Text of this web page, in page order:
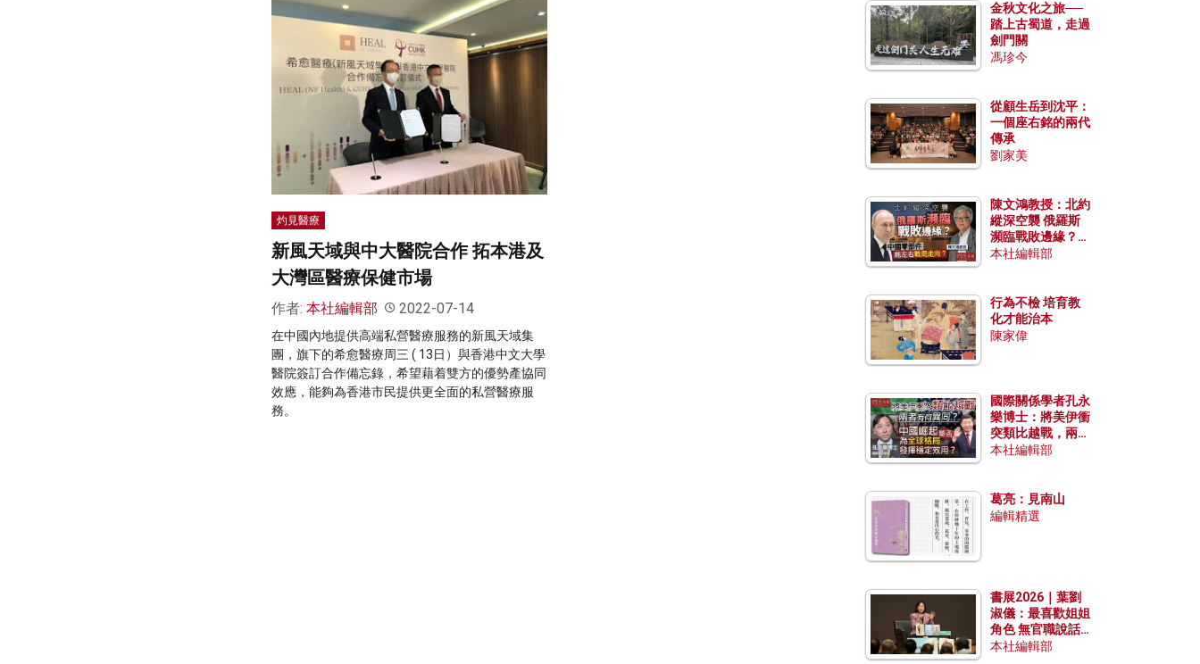
灼見醫療
新風天域與中大醫院合作 拓本港及
大灣區醫療保健市場
作者: 本社編輯部 2022-07-14
在中國內地提供高端私營醫療服務的新風天域集
團，旗下的希愈醫療周三 ( 13日）與香港中文大學
醫院簽訂合作備忘錄，希望藉着雙方的優勢產協同
效應，能夠為香港市民提供更全面的私營醫療服
務。
金秋文化之旅──
踏上古蜀道，走過
劍門關
馮珍今
從顧生岳到沈平：
一個座右銘的兩代
傳承
劉家美
陳文鴻教授：北約
縱深空襲 俄羅斯
瀕臨戰敗邊緣？中
國零部件能左右戰
本社編輯部
行為不檢 培育教
化才能治本
陳家偉
國際關係學者孔永
樂博士：將美伊衝
突類比越戰，兩者
有何異同？中國崛
本社編輯部
葛亮：見南山
編輯精選
書展2026｜葉劉
淑儀：最喜歡姐姐
角色 無官職說話
包袱少
本社編輯部